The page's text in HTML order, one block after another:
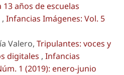
años de escuelas
, Infancias Imágenes: Vol. 5
Valero, Tripulantes: voces y
digitales , Infancias
1 (2019): enero-junio